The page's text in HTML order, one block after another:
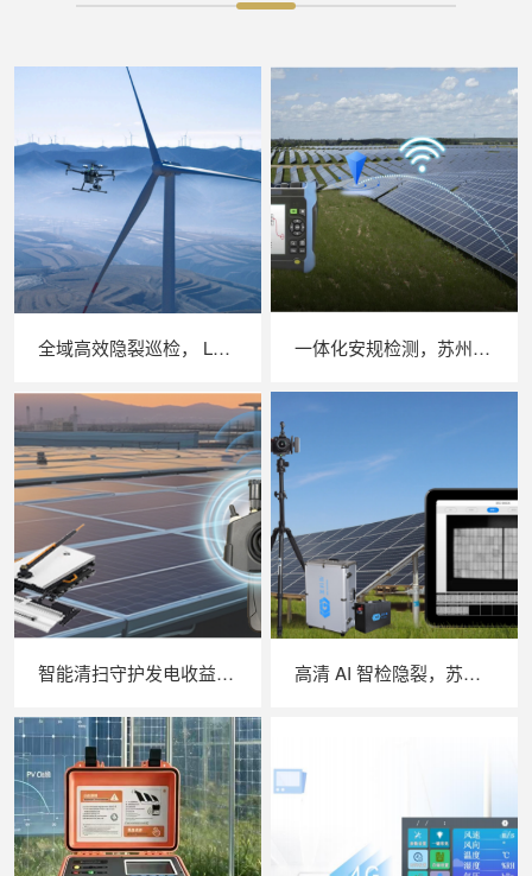
全域高效隐裂巡检， LAILX LXH210 无人机 EL 检测系统革新大型光伏电站质检模式 一体化安规检测，苏州 LAILX LXH601 绝缘接地综合测试仪筑牢光伏电站电气安全防线
智能清扫守护发电收益，苏州 LAILX LX‑H403 光伏清洗机器人打造高效光伏运维方案 高清 AI 智检隐裂，苏州 LAILX LXG50 便携式 EL 检测仪重塑光伏组件无损检测体验